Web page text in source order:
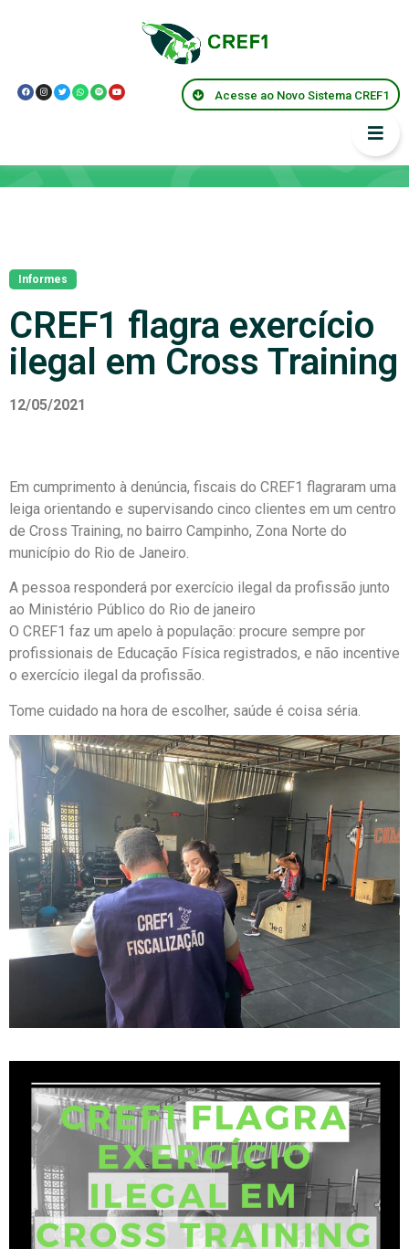
Acesse ao Novo Sistema CREF1
Informes
CREF1 flagra exercício
ilegal em Cross Training
12/05/2021
Em cumprimento à denúncia, fiscais do CREF1 flagraram uma
leiga orientando e supervisando cinco clientes em um centro
de Cross Training, no bairro Campinho, Zona Norte do
município do Rio de Janeiro.
A pessoa responderá por exercício ilegal da profissão junto
ao Ministério Público do Rio de janeiro
O CREF1 faz um apelo à população: procure sempre por
profissionais de Educação Física registrados, e não incentive
o exercício ilegal da profissão.
Tome cuidado na hora de escolher, saúde é coisa séria.